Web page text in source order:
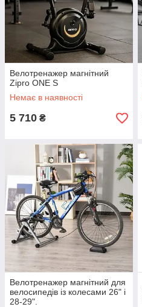
Велотренажер магнітний
Zipro ONE S
Немає в наявності
5 710 ₴
Велотренажер магнітний для
велосипедів із колесами 26" і
28-29".